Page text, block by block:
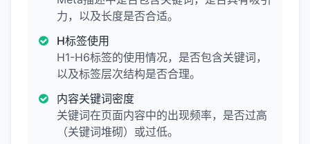
力，以及长度是否合适。
H标签使用
H1-H6标签的使用情况，是否包含关键词，
以及标签层次结构是否合理。
内容关键词密度
关键词在页面内容中的出现频率，是否过高
（关键词堆砌）或过低。